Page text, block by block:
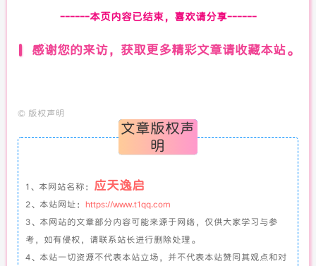
------本页内容已结束，喜欢请分享------
感谢您的来访，获取更多精彩文章请收藏本站。
© 版权声明
文章版权声
明
1、本网站名称： 应天逸启
2、本站网址： https://www.t1qq.com
3、本网站的文章部分内容可能来源于网络，仅供大家学习与参
考，如有侵权，请联系站长进行删除处理。
4、本站一切资源不代表本站立场，并不代表本站赞同其观点和对